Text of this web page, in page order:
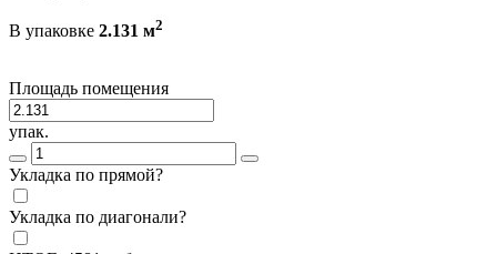
В упаковке 2.131 м2
Площадь помещения
упак.
Укладка по прямой?
Укладка по диагонали?